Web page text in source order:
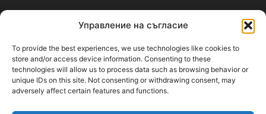
Управление на съгласие
To provide the best experiences, we use technologies like cookies to
store and/or access device information. Consenting to these
technologies will allow us to process data such as browsing behavior or
unique IDs on this site. Not consenting or withdrawing consent, may
adversely affect certain features and functions.
ABOUT US
PlovdivDerby.com е първата пловдивска изцяло футболна
медия!
Свържи се с нас:plovdivderby.com@gmail.com